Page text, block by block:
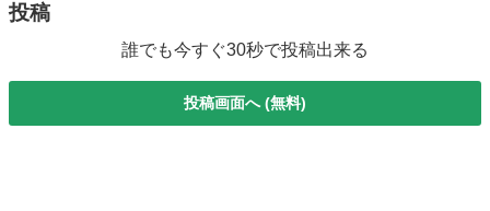
投稿
誰でも今すぐ30秒で投稿出来る
投稿画面へ (無料)